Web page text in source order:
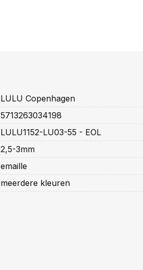
LULU Copenhagen
5713263034198
LULU1152-LU03-55 - EOL
2,5-3mm
emaille
meerdere kleuren